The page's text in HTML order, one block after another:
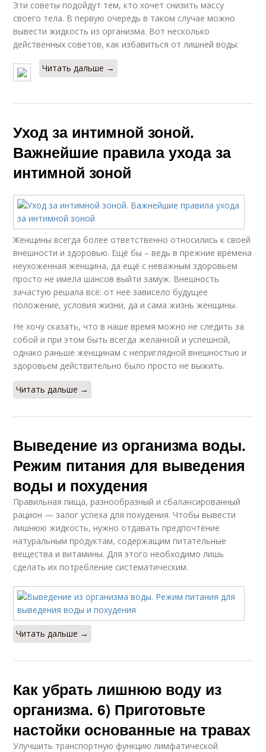
Эти советы подойдут тем, кто хочет снизить массу
своего тела. В первую очередь в таком случае можно
вывести жидкость из организма. Вот несколько
действенных советов, как избавиться от лишней воды:
Читать дальше →
Уход за интимной зоной.
Важнейшие правила ухода за
интимной зоной
Женщины всегда более ответственно относились к своей
внешности и здоровью. Ещё бы – ведь в прежние времена
неухоженная женщина, да ещё с неважным здоровьем
просто не имела шансов выйти замуж. Внешность
зачастую решала всё: от неё зависело будущее
положение, условия жизни, да и сама жизнь женщины.
Не хочу сказать, что в наше время можно не следить за
собой и при этом быть всегда желанной и успешной,
однако раньше женщинам с неприглядной внешностью и
здоровьем действительно было просто не выжить.
Читать дальше →
Выведение из организма воды.
Режим питания для выведения
воды и похудения
Правильная пища, разнообразный и сбалансированный
рацион — залог успеха для похудения. Чтобы вывести
лишнюю жидкость, нужно отдавать предпочтение
натуральным продуктам, содержащим питательные
вещества и витамины. Для этого необходимо лишь
сделать их потребление систематическим.
Читать дальше →
Как убрать лишнюю воду из
организма. 6) Приготовьте
настойки основанные на травах
Улучшить транспортную функцию лимфатической